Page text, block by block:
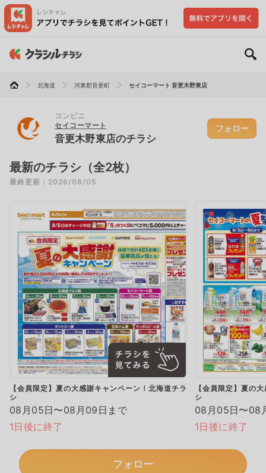
北海道 河東郡音更町 セイコーマート 音更木野東店
コンビニ
セイコーマート
音更木野東店のチラシ
フォロー
最新のチラシ（全2枚）
最終更新：2026/08/05
【会員限定】夏の大感謝キャンペーン！北海道チラ
シ
08月05日〜08月09日まで
1日後に終了
【会員限定】夏の
シ
08月05日〜08
1日後に終了
フォロー